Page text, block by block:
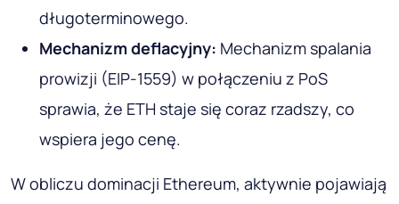
długoterminowego.
Mechanizm deflacyjny: Mechanizm spalania
prowizji (EIP-1559) w połączeniu z PoS
sprawia, że ​​ETH staje się coraz rzadszy, co
wspiera jego cenę.
W obliczu dominacji Ethereum, aktywnie pojawiają